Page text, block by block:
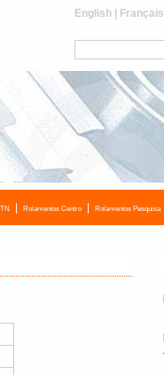
English Français
Rolamentos Centro Rolamentos Pesquisa